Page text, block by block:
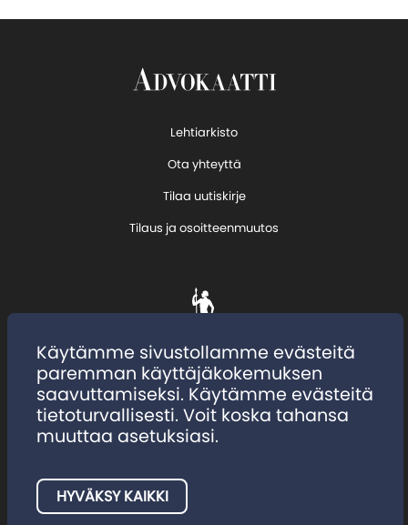
Lehtiarkisto
Ota yhteyttä
Tilaa uutiskirje
Tilaus ja osoitteenmuutos
Käytämme sivustollamme evästeitä
paremman käyttäjäkokemuksen
saavuttamiseksi. Käytämme evästeitä
tietoturvallisesti. Voit koska tahansa
muuttaa asetuksiasi.
HYVÄKSY KAIKKI